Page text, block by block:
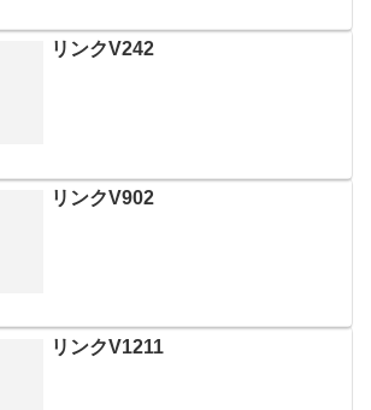
リンクV242
リンクV902
リンクV1211